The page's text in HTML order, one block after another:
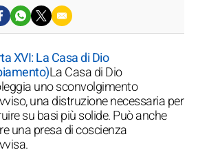
XVI: La Casa di Dio
La Casa di Dio
uno sconvolgimento
una distruzione necessaria per
su basi più solide. Può anche
una presa di coscienza